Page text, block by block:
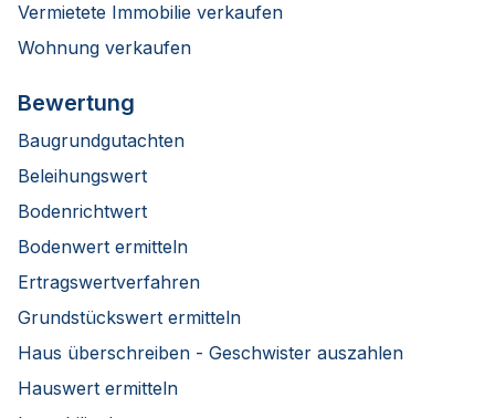
Vermietete Immobilie verkaufen
Wohnung verkaufen
Bewertung
Baugrundgutachten
Beleihungswert
Bodenrichtwert
Bodenwert ermitteln
Ertragswertverfahren
Grundstückswert ermitteln
Haus überschreiben - Geschwister auszahlen
Hauswert ermitteln